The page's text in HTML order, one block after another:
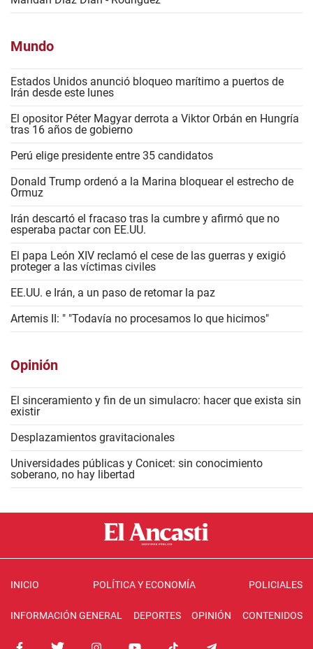
Mundo
Estados Unidos anunció bloqueo marítimo a puertos de
Irán desde este lunes
El opositor Péter Magyar derrota a Viktor Orbán en Hungría
tras 16 años de gobierno
Perú elige presidente entre 35 candidatos
Donald Trump ordenó a la Marina bloquear el estrecho de
Ormuz
Irán descartó el fracaso tras la cumbre y afirmó que no
esperaba pactar con EE.UU.
El papa León XIV reclamó el cese de las guerras y exigió
proteger a las víctimas civiles
EE.UU. e Irán, a un paso de retomar la paz
Artemis II: " "Todavía no procesamos lo que hicimos"
Opinión
El sinceramiento y fin de un simulacro: hacer que exista sin
existir
Desplazamientos gravitacionales
Universidades públicas y Conicet: sin conocimiento
soberano, no hay libertad
INICIO POLÍTICA Y ECONOMÍA POLICIALES
INFORMACIÓN GENERAL DEPORTES OPINIÓN CONTENIDOS